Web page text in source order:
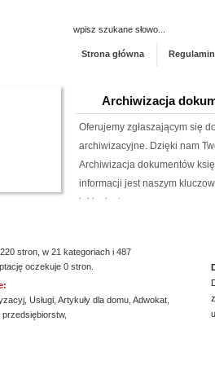
Strona główna
Archiwizacja
Oferujemy zgłaszającym się
archiwizacyjne. Dzięki nam
Archiwizacja dokumentów
informacji jest naszym
jakim jest ...
Szukasz przykuwających
mysz? Niezwłocznie
myszki dla graczy, a jeżeli
mysz, również ją u nas
stron, w 21 kategoriach i 487
oczekuje 0 stron.
Usługi Artykuły dla domu Adwokat
przedsiębiorstw,